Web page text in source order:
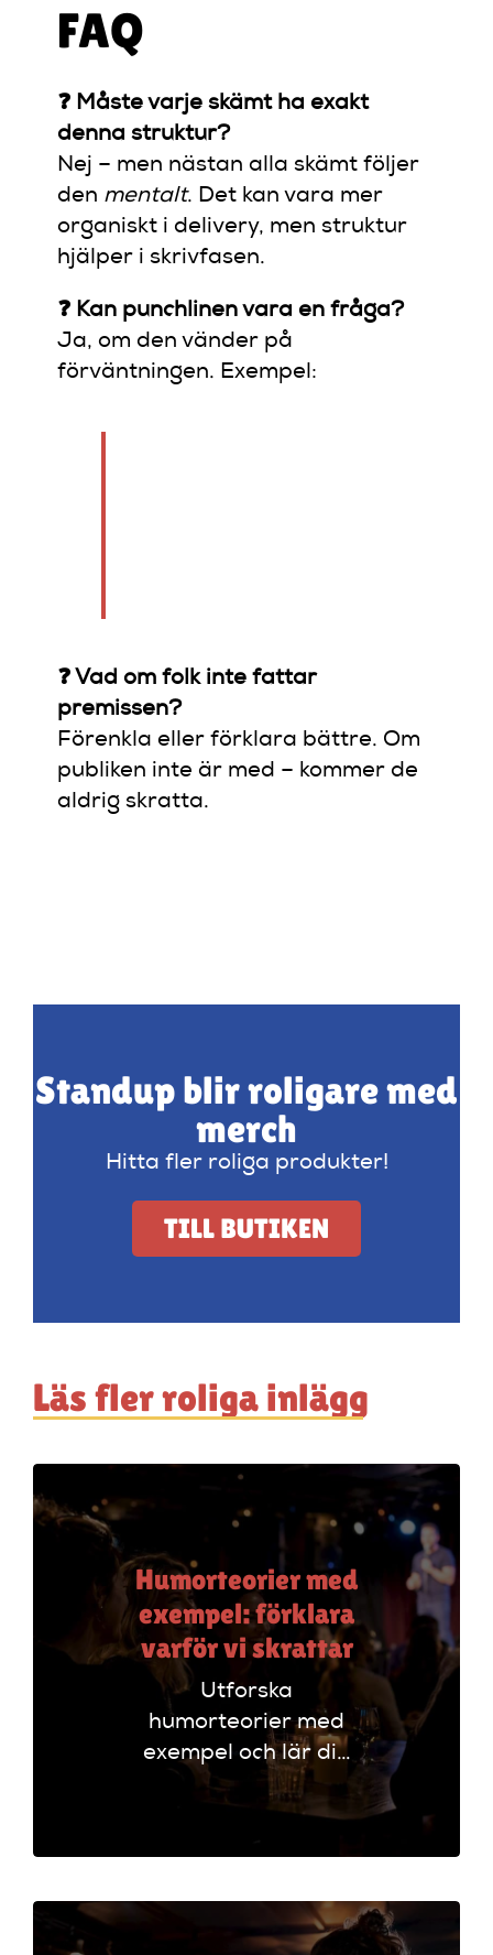
FAQ
❓ Måste varje skämt ha exakt
denna struktur?
Nej – men nästan alla skämt följer
den mentalt. Det kan vara mer
organiskt i delivery, men struktur
hjälper i skrivfasen.
❓ Kan punchlinen vara en fråga?
Ja, om den vänder på
förväntningen. Exempel:
❓ Vad om folk inte fattar
premissen?
Förenkla eller förklara bättre. Om
publiken inte är med – kommer de
aldrig skratta.
Standup blir roligare med
merch
Hitta fler roliga produkter!
TILL BUTIKEN
Läs fler roliga inlägg
Humorteorier med
exempel: förklara
varför vi skrattar
Utforska
humorteorier med
exempel och lär dig
varför vi skrattar.
Förstå olika sätt att